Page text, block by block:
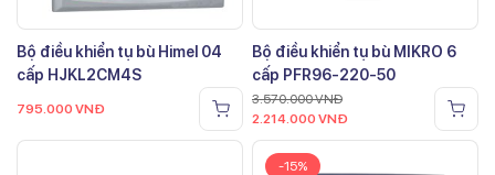
Bộ điều khiển tụ bù Himel 04
cấp HJKL2CM4S
795.000 VNĐ
Bộ điều khiển tụ bù MIKRO 6
cấp PFR96-220-50
3.570.000VNĐ
2.214.000 VNĐ
-15%